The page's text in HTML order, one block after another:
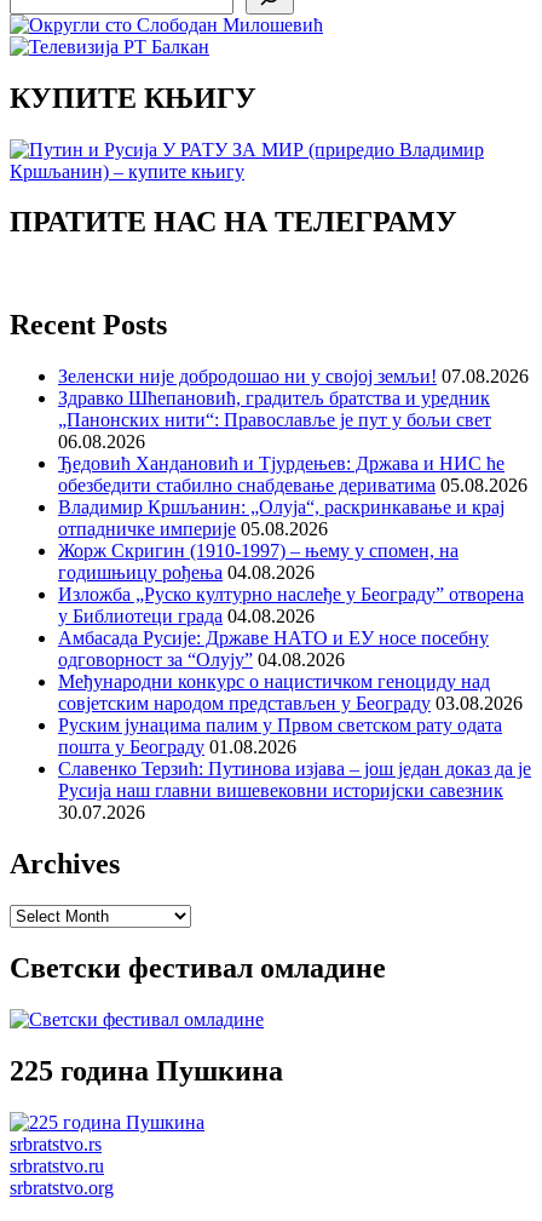
КУПИТЕ КЊИГУ
ПРАТИТЕ НАС НА ТЕЛЕГРАМУ
Recent Posts
Зеленски није добродошао ни у својој земљи! 07.08.2026
Здравко Шћепановић, градитељ братства и уредник
„Панонских нити“: Православље је пут у бољи свет
06.08.2026
Ђедовић Хандановић и Тјурдењев: Држава и НИС ће
обезбедити стабилно снабдевање дериватима 05.08.2026
Владимир Кршљанин: „Олуја“, раскринкавање и крај
отпадничке империје 05.08.2026
Жорж Скригин (1910-1997) – њему у спомен, на
годишњицу рођења 04.08.2026
Изложба „Руско културно наслеђе у Београду” отворена
у Библиотеци града 04.08.2026
Амбасада Русије: Државе НАТО и ЕУ носе посебну
одговорност за “Олују” 04.08.2026
Међународни конкурс о нацистичком геноциду над
совјетским народом представљен у Београду 03.08.2026
Руским јунацима палим у Првом светском рату одата
пошта у Београду 01.08.2026
Славенко Терзић: Путинова изјава – још један доказ да је
Русија наш главни вишевековни историјски савезник
30.07.2026
Archives
Archives
Светски фестивал омладине
225 година Пушкина
srbratstvo.rs
srbratstvo.ru
srbratstvo.org